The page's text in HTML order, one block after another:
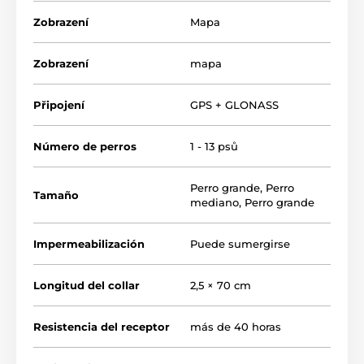
navegar hasta esa posición.
Zobrazení Mapa
Zobrazení mapa
Připojení GPS + GLONASS
Número de perros 1 - 13 psů
Tamaño
Perro grande, Perro
mediano, Perro grande
Impermeabilización Puede sumergirse
Longitud del collar 2,5 × 70 cm
Resistencia del receptor más de 40 horas